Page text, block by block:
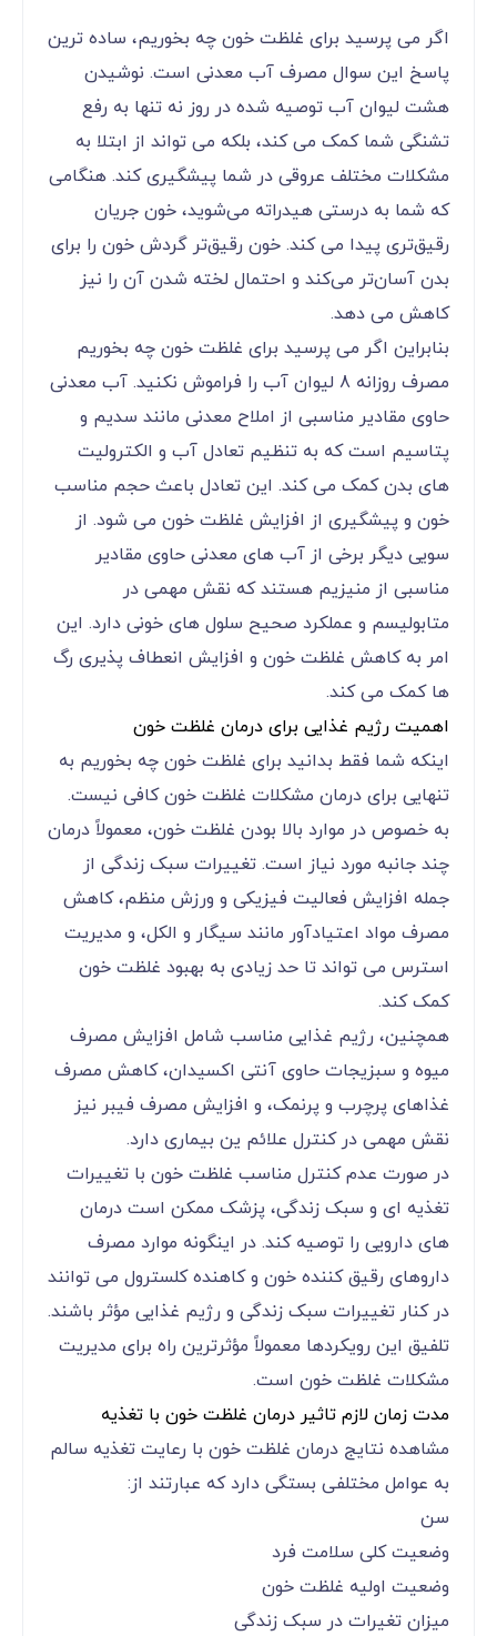
اگر می پرسید برای غلظت خون چه بخوریم، ساده ترین
پاسخ این سوال مصرف آب معدنی است. نوشیدن
هشت لیوان آب توصیه شده در روز نه تنها به رفع
تشنگی شما کمک می کند، بلکه می تواند از ابتلا به
مشکلات مختلف عروقی در شما پیشگیری کند. هنگامی
که شما به درستی هیدراته می‌شوید، خون جریان
رقیق‌تری پیدا می کند. خون رقیق‌تر گردش خون را برای
بدن آسان‌تر می‌کند و احتمال لخته شدن آن را نیز
کاهش می دهد.
بنابراین اگر می پرسید برای غلظت خون چه بخوریم
مصرف روزانه 8 لیوان آب را فراموش نکنید. آب معدنی
حاوی مقادیر مناسبی از املاح معدنی مانند سدیم و
پتاسیم است که به تنظیم تعادل آب و الکترولیت
های بدن کمک می کند. این تعادل باعث حجم مناسب
خون و پیشگیری از افزایش غلظت خون می شود. از
سویی دیگر برخی از آب های معدنی حاوی مقادیر
مناسبی از منیزیم هستند که نقش مهمی در
متابولیسم و عملکرد صحیح سلول های خونی دارد. این
امر به کاهش غلظت خون و افزایش انعطاف پذیری رگ
ها کمک می کند.
اهمیت رژیم غذایی برای درمان غلظت خون
اینکه شما فقط بدانید برای غلظت خون چه بخوریم به
تنهایی برای درمان مشکلات غلظت خون کافی نیست.
به خصوص در موارد بالا بودن غلظت خون، معمولاً درمان
چند جانبه مورد نیاز است. تغییرات سبک زندگی از
جمله افزایش فعالیت فیزیکی و ورزش منظم، کاهش
مصرف مواد اعتیادآور مانند سیگار و الکل، و مدیریت
استرس می تواند تا حد زیادی به بهبود غلظت خون
کمک کند.
همچنین، رژیم غذایی مناسب شامل افزایش مصرف
میوه و سبزیجات حاوی آنتی اکسیدان، کاهش مصرف
غذاهای پرچرب و پرنمک، و افزایش مصرف فیبر نیز
نقش مهمی در کنترل علائم ین بیماری دارد.
در صورت عدم کنترل مناسب غلظت خون با تغییرات
تغذیه ای و سبک زندگی، پزشک ممکن است درمان
های دارویی را توصیه کند. در اینگونه موارد مصرف
داروهای رقیق کننده خون و کاهنده کلسترول می توانند
در کنار تغییرات سبک زندگی و رژیم غذایی مؤثر باشند.
تلفیق این رویکردها معمولاً مؤثرترین راه برای مدیریت
مشکلات غلظت خون است.
مدت زمان لازم تاثیر درمان غلظت خون با تغذیه
مشاهده نتایج درمان غلظت خون با رعایت تغذیه سالم
به عوامل مختلفی بستگی دارد که عبارتند از:
سن
وضعیت کلی سلامت فرد
وضعیت اولیه غلظت خون
میزان تغیرات در سبک زندگی